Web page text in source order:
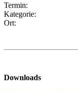
Termin:
Kategorie:
Ort:
Downloads